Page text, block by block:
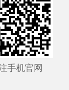
手机官网